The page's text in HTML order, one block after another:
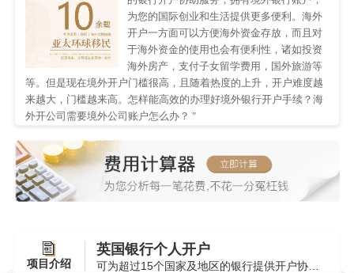
为您的国际创业和生活提供更多便利。海外
开户一方面可以方便海外资金存放，而且对
于海外资金的使用也会有便利性，诸如投资
海外房产，支付子女留学费用，国外旅游等
等。但是现在境外开户门槛很高，且随着热度的上升，开户难度越
来越大，门槛越来高。怎样能高效的办理好境外银行开户手续？海
外开公司需要境外公司账户怎么办？ "
项目介绍
英国银行个人开户
可为超过15个国家及地区的银行提供开户协助服务